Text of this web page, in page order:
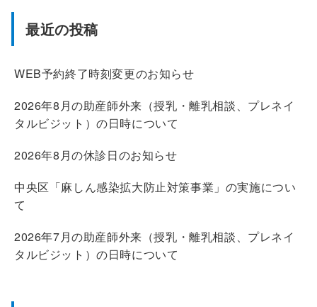
最近の投稿
WEB予約終了時刻変更のお知らせ
2026年8月の助産師外来（授乳・離乳相談、プレネイ
タルビジット）の日時について
2026年8月の休診日のお知らせ
中央区「麻しん感染拡大防止対策事業」の実施につい
て
2026年7月の助産師外来（授乳・離乳相談、プレネイ
タルビジット）の日時について